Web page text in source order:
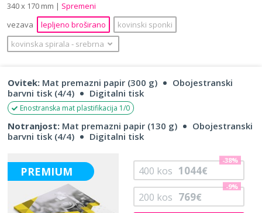
Išči
340 x 170 mm | Spremeni
vezava
lepljeno broširano
kovinski sponki
kovinska spirala ‐ srebrna
Ovitek: Mat premazni papir (300 g)
Obojestranski
barvni tisk (4/4)
Digitalni tisk
Enostranska mat plastifikacija 1/0
Notranjost: Mat premazni papir (130 g)
Obojestranski
barvni tisk (4/4)
Digitalni tisk
PREMIUM
200 kos 769€
-9%
400 kos 1044€
-38%